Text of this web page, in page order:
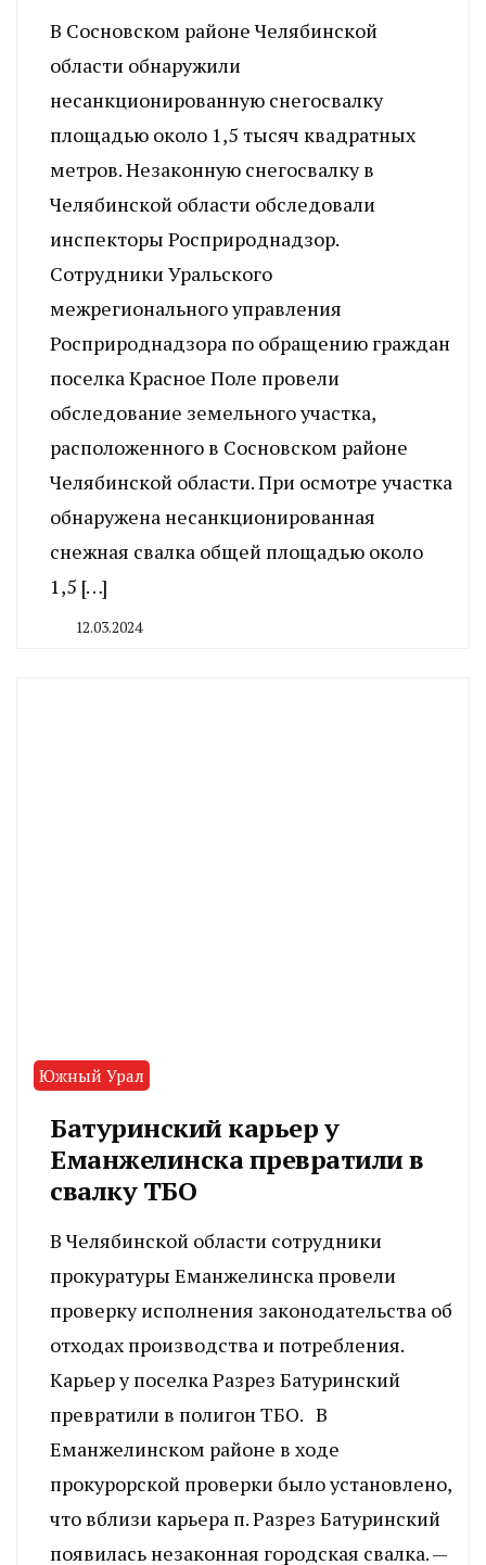
В Сосновском районе Челябинской
области обнаружили
несанкционированную снегосвалку
площадью около 1,5 тысяч квадратных
метров. Незаконную снегосвалку в
Челябинской области обследовали
инспекторы Росприроднадзор.
Сотрудники Уральского
межрегионального управления
Росприроднадзора по обращению граждан
поселка Красное Поле провели
обследование земельного участка,
расположенного в Сосновском районе
Челябинской области. При осмотре участка
обнаружена несанкционированная
снежная свалка общей площадью около
1,5 […]
12.03.2024
Южный Урал
Батуринский карьер у
Еманжелинска превратили в
свалку ТБО
В Челябинской области сотрудники
прокуратуры Еманжелинска провели
проверку исполнения законодательства об
отходах производства и потребления.
Карьер у поселка Разрез Батуринский
превратили в полигон ТБО. В
Еманжелинском районе в ходе
прокурорской проверки было установлено,
что вблизи карьера п. Разрез Батуринский
появилась незаконная городская свалка. —